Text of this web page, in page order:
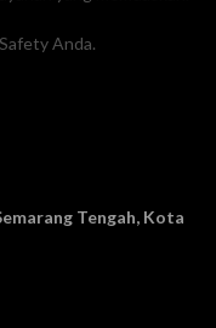
Anda.
Tengah, Kota